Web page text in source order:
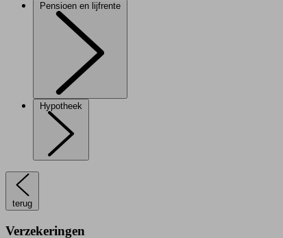
Pensioen en lijfrente
Hypotheek
terug
Verzekeringen